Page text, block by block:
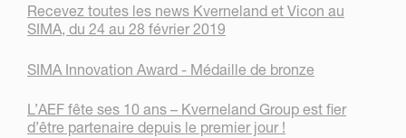
Recevez toutes les news Kverneland et Vicon au
SIMA, du 24 au 28 février 2019
SIMA Innovation Award - Médaille de bronze
L’AEF fête ses 10 ans – Kverneland Group est fier
d’être partenaire depuis le premier jour !